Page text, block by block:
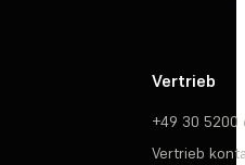
Vertrieb
+49 30 5200
Vertrieb